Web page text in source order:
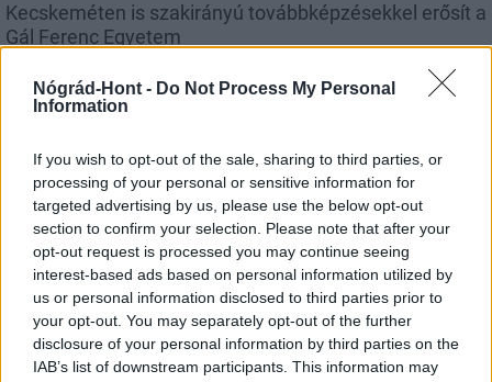
Nógrád-Hont - Do Not Process My Personal
Information
If you wish to opt-out of the sale, sharing to third parties, or
processing of your personal or sensitive information for
targeted advertising by us, please use the below opt-out
section to confirm your selection. Please note that after your
opt-out request is processed you may continue seeing
interest-based ads based on personal information utilized by
us or personal information disclosed to third parties prior to
your opt-out. You may separately opt-out of the further
disclosure of your personal information by third parties on the
IAB’s list of downstream participants. This information may
Kecskeméten is szakirányú továbbképzésekkel erősít a
Gál Ferenc Egyetem
MAGYAR ÉPÍTŐK
Aktuális